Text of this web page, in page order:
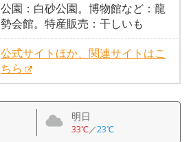
公園：白砂公園。博物館など：龍
勢会館。特産販売：干しいも
公式サイトほか、関連サイトはこ
ちら
明日
33℃／23℃